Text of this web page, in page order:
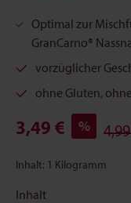
Optimal zur
GranCarno®
vorzüglicher
ohne Gluten,
3,49 € %
Inhalt: 1 Kilogramm
Inhalt